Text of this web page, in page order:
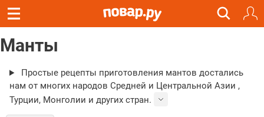
Манты
Простые рецепты приготовления мантов достались
нам от многих народов Средней и Центральной Азии ,
Турции, Монголии и других стран.